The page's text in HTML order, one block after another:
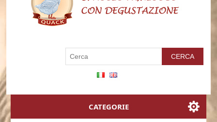
CATEGORIE